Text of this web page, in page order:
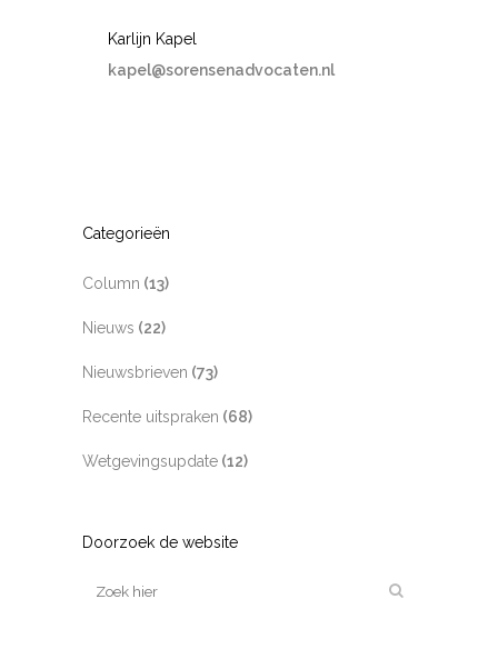
Karlijn Kapel
kapel@sorensenadvocaten.nl
Categorieën
Column (13)
Nieuws (22)
Nieuwsbrieven (73)
Recente uitspraken (68)
Wetgevingsupdate (12)
Doorzoek de website